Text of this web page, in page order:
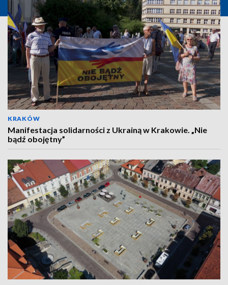
KRAKÓW
Manifestacja solidarności z Ukrainą w Krakowie. „Nie
bądź obojętny”